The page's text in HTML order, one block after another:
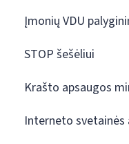
Įmonių VDU
STOP šešėliui
Krašto apsaugos
Interneto